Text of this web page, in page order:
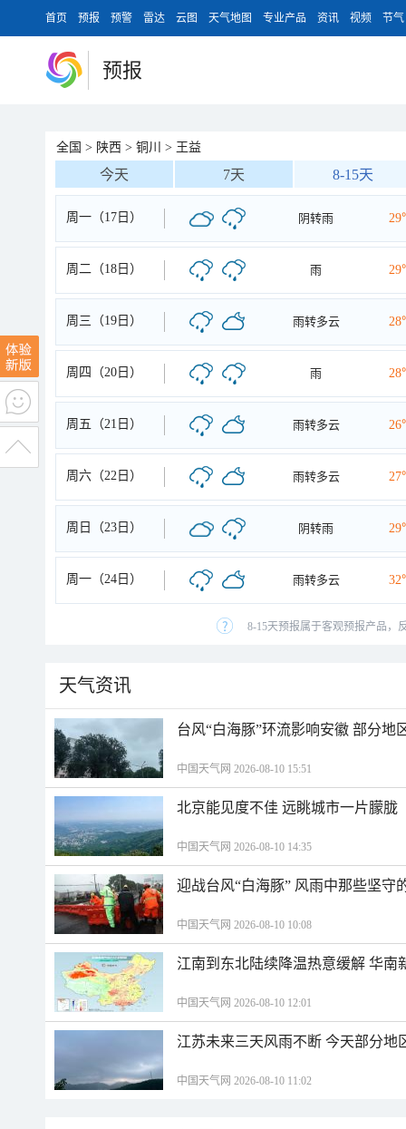
首页 预报 预警 雷达 云图 天气地图 专业产品 资讯 视频 节气
预报
全国 > 陕西 > 铜川 > 王益
今天 7天 8-15天
周一（17日） 阴转雨
周二（18日） 雨
周三（19日） 雨转多云
周四（20日） 雨
周五（21日） 雨转多云
周六（22日） 雨转多云
周日（23日） 阴转雨
周一（24日） 雨转多云
8-15天预报属于客观预报产品，
天气资讯
台风“白海豚”环流影响安徽 部分地
中国天气网 2026-08-10 15:51
北京能见度不佳 远眺城市一片朦胧
中国天气网 2026-08-10 14:35
迎战台风“白海豚” 风雨中那些坚守
中国天气网 2026-08-10 10:08
江南到东北陆续降温热意缓解 华南
中国天气网 2026-08-10 12:01
江苏未来三天风雨不断 今天部分地
中国天气网 2026-08-10 11:02